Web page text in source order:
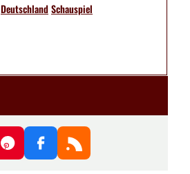
DeutschlandSchauspiel